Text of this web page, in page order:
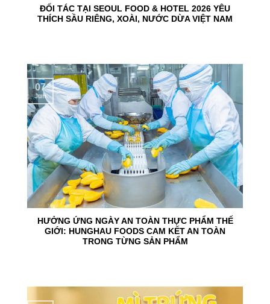
ĐỐI TÁC TẠI SEOUL FOOD & HOTEL 2026 YÊU
THÍCH SẦU RIÊNG, XOÀI, NƯỚC DỪA VIỆT NAM
HƯỞNG ỨNG NGÀY AN TOÀN THỰC PHẨM THẾ
GIỚI: HUNGHAU FOODS CAM KẾT AN TOÀN
TRONG TỪNG SẢN PHẨM
07
Jun